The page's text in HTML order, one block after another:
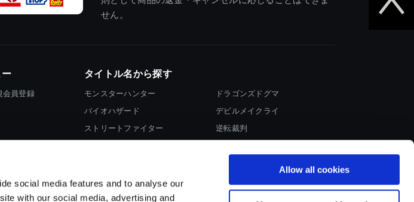
social media features and to analyse our
with our social media, advertising and
Allow all cookies
せん。
会員登録
タイトル名から探す
モンスターハンター
バイオハザード
ストリートファイター
ドラゴンズドグマ
デビルメイクライ
逆転裁判